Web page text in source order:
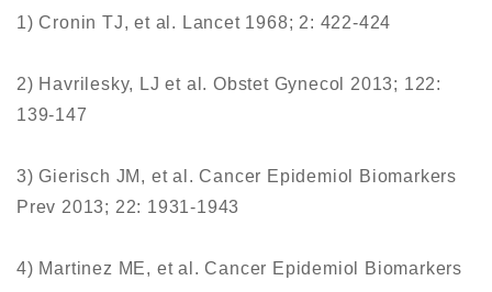
1) Cronin TJ, et al. Lancet 1968; 2: 422-424
2) Havrilesky, LJ et al. Obstet Gynecol 2013; 122:
139-147
3) Gierisch JM, et al. Cancer Epidemiol Biomarkers
Prev 2013; 22: 1931-1943
4) Martinez ME, et al. Cancer Epidemiol Biomarkers